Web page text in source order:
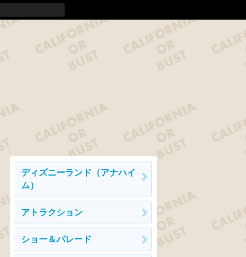
ディズニーランド（アナハイ
ム）
アトラクション
ショー＆パレード